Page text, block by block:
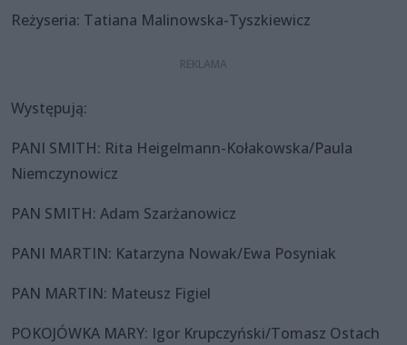
Reżyseria: Tatiana Malinowska-Tyszkiewicz
Występują:
PANI SMITH: Rita Heigelmann-Kołakowska/Paula
Niemczynowicz
PAN SMITH: Adam Szarżanowicz
PANI MARTIN: Katarzyna Nowak/Ewa Posyniak
PAN MARTIN: Mateusz Figiel
POKOJÓWKA MARY: Igor Krupczyński/Tomasz Ostach